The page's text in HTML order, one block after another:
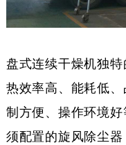
盘式连续干燥机独
热效率高、能耗低
制方便、操作环境
须配置的旋风除尘